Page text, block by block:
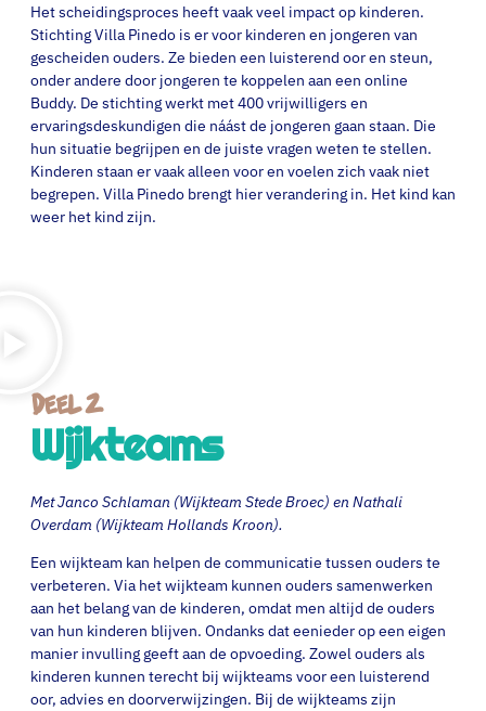
Het scheidingsproces heeft vaak veel impact op kinderen.
Stichting Villa Pinedo is er voor kinderen en jongeren van
gescheiden ouders. Ze bieden een luisterend oor en steun,
onder andere door jongeren te koppelen aan een online
Buddy. De stichting werkt met 400 vrijwilligers en
ervaringsdeskundigen die náást de jongeren gaan staan. Die
hun situatie begrijpen en de juiste vragen weten te stellen.
Kinderen staan er vaak alleen voor en voelen zich vaak niet
begrepen. Villa Pinedo brengt hier verandering in. Het kind kan
weer het kind zijn.
Deel 2
Wijkteams
Met Janco Schlaman (Wijkteam Stede Broec) en Nathali
Overdam (Wijkteam Hollands Kroon).
Een wijkteam kan helpen de communicatie tussen ouders te
verbeteren. Via het wijkteam kunnen ouders samenwerken
aan het belang van de kinderen, omdat men altijd de ouders
van hun kinderen blijven. Ondanks dat eenieder op een eigen
manier invulling geeft aan de opvoeding. Zowel ouders als
kinderen kunnen terecht bij wijkteams voor een luisterend
oor, advies en doorverwijzingen. Bij de wijkteams zijn